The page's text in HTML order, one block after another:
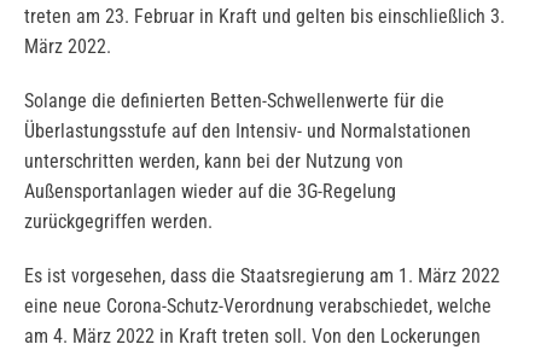
treten am 23. Februar in Kraft und gelten bis einschließlich 3.
März 2022.
Solange die definierten Betten-Schwellenwerte für die
Überlastungsstufe auf den Intensiv- und Normalstationen
unterschritten werden, kann bei der Nutzung von
Außensportanlagen wieder auf die 3G-Regelung
zurückgegriffen werden.
Es ist vorgesehen, dass die Staatsregierung am 1. März 2022
eine neue Corona-Schutz-Verordnung verabschiedet, welche
am 4. März 2022 in Kraft treten soll. Von den Lockerungen